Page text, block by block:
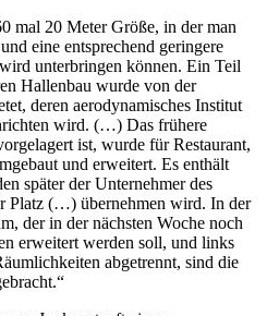
mal 20 Meter Größe, in der man
eine entsprechend geringere
unterbringen können. Ein Teil
Hallenbau wurde von der
deren aerodynamisches Institut
wird. (…) Das frühere
ist, wurde für Restaurant,
und erweitert. Es enthält
später der Unternehmer des
Platz (…) übernehmen wird. In der
der in der nächsten Woche noch
erweitert werden soll, und links
abgetrennt, sind die